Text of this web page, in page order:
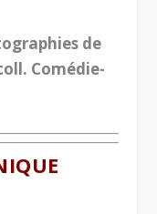
de
Comédie-